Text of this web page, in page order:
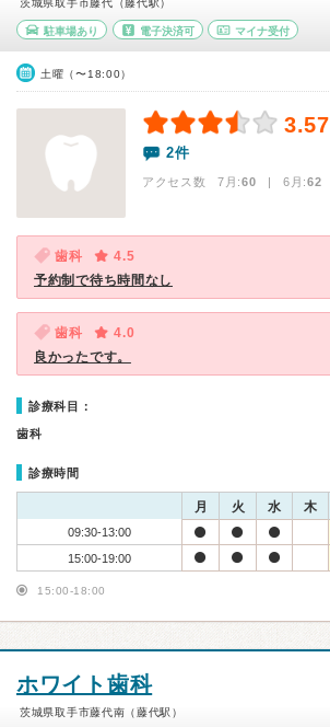
茨城県取手市藤代（藤代駅）
駐車場あり 電子決済可 マイナ受付
土曜（〜18:00）
3.57
2件
アクセス数 7月:60 | 6月:62
歯科
4.5
予約制で待ち時間なし
歯科
4.0
良かったです。
診療科目：
歯科
診療時間
月 火 水 木
09:30-13:00
15:00-19:00
15:00-18:00
ホワイト歯科
茨城県取手市藤代南（藤代駅）